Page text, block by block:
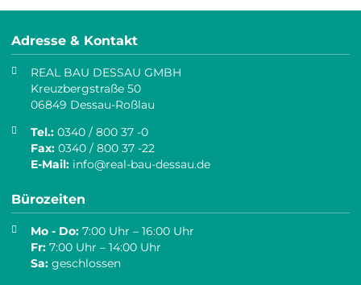
Adresse & Kontakt
REAL BAU DESSAU GMBH
Kreuzbergstraße 50
06849 Dessau-Roßlau
Tel.: 0340 / 800 37 -0
Fax: 0340 / 800 37 -22
E-Mail: info@real-bau-dessau.de
Bürozeiten
Mo - Do: 7:00 Uhr – 16:00 Uhr
Fr: 7:00 Uhr – 14:00 Uhr
Sa: geschlossen